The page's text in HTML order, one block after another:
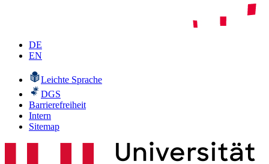
DE
EN
Leichte Sprache
DGS
Barrierefreiheit
Intern
Sitemap